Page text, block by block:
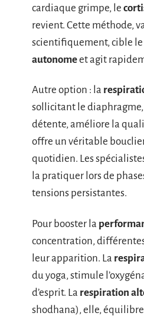
cardiaque grimpe, le
revient. Cette méthode,
scientifiquement, cible le
autonomeet agit
Autre option : la
sollicitant le
détente, améliore la
offre un véritable
quotidien. Les
la pratiquer lors de
tensions persistantes.
Pour booster la
concentration,
leur apparition. La
du yoga, stimule
d’esprit. La respiration
shodhana), elle,